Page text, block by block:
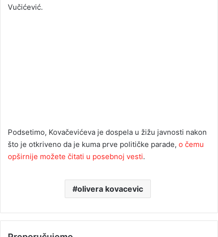
Vučićević.
Podsetimo, Kovačevićeva je dospela u žižu javnosti nakon
što je otkriveno da je kuma prve političke parade, o čemu
opširnije možete čitati u posebnoj vesti.
olivera kovacevic